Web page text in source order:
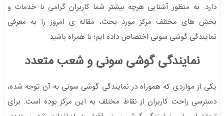
دارد. به منظور آشنایی هرچه بیشتر شما کاربران گرامی با خدمات و
بخش های مختلف مرکز مورد بحث، مقاله ی امروز را به معرفی
نمايندگی گوشی سونی اختصاص داده ایم؛ با همراه باشید.
نمايندگی گوشی سونی و شعب متعدد
یکی از مواردی که هموراه در نمايندگی گوشی سونی به آن توجه شده،
دسترسی راحت کاربران از نقاط مختلف به این مرکز بوده است. برای